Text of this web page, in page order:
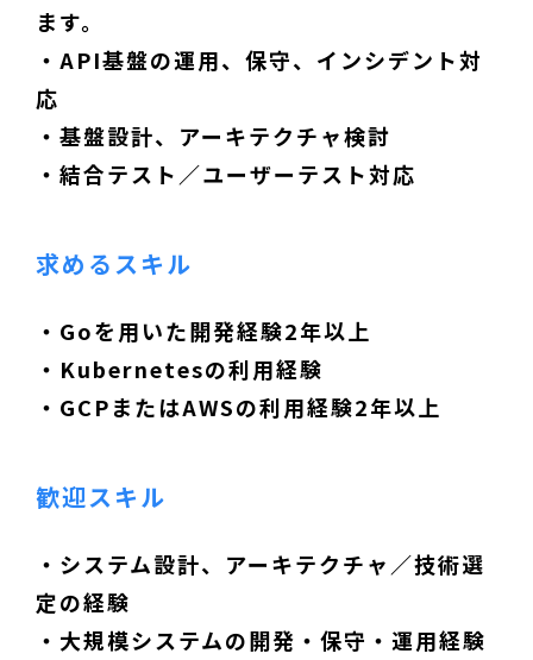
ます。
・API基盤の運用、保守、インシデント対
応
・基盤設計、アーキテクチャ検討
・結合テスト／ユーザーテスト対応
求めるスキル
・Goを用いた開発経験2年以上
・Kubernetesの利用経験
・GCPまたはAWSの利用経験2年以上
歓迎スキル
・システム設計、アーキテクチャ／技術選
定の経験
・大規模システムの開発・保守・運用経験